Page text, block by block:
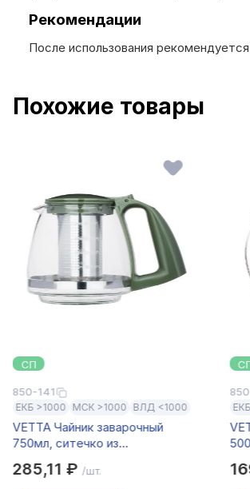
Рекомендации
После использования
Похожие товары
СП
850-141
ЕКБ >1000 МСК >1000 ВЛД <1000
VETTA Чайник заварочный
750мл, ситечко из
полипропилен
285,11 ₽ /шт.